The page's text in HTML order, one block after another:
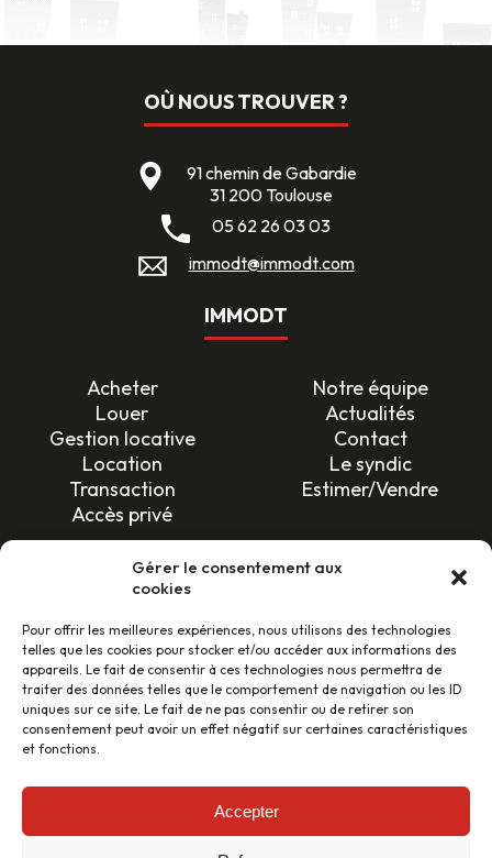
Gérer le consentement aux
cookies
Pour offrir les meilleures expériences, nous utilisons des technologies
telles que les cookies pour stocker et/ou accéder aux informations des
appareils. Le fait de consentir à ces technologies nous permettra de
traiter des données telles que le comportement de navigation ou les ID
uniques sur ce site. Le fait de ne pas consentir ou de retirer son
consentement peut avoir un effet négatif sur certaines caractéristiques
et fonctions.
Accepter
OÙ NOUS TROUVER ?
91 chemin de Gabardie
31 200 Toulouse
05 62 26 03 03
immodt@immodt.com
IMMODT
Acheter
Notre équipe
Louer
Actualités
Gestion locative
Contact
Location
Le syndic
Transaction
Estimer/Vendre
Accès privé
SUIVEZ-NOUS !
LES AVIS CLIENTS